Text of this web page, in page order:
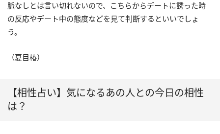
脈なしとは言い切れないので、こちらからデートに誘った時
の反応やデート中の態度などを見て判断するといいでしょ
う。
（夏目椿）
【相性占い】気になるあの人との今日の相性
は？